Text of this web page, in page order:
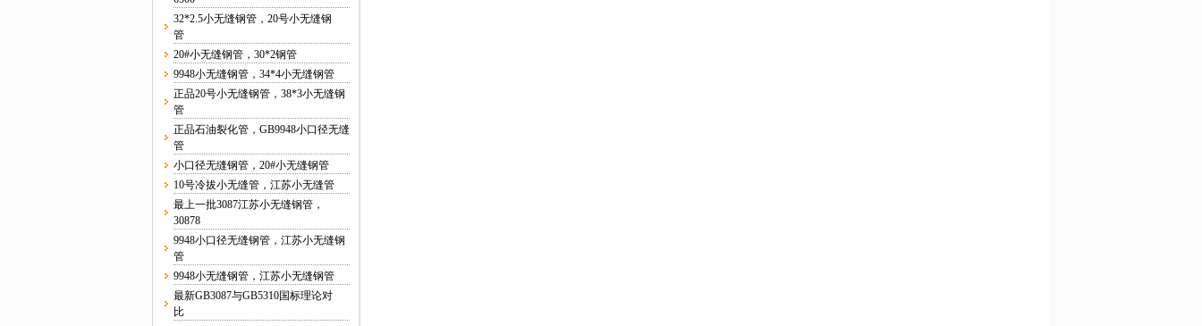
32*2.5小无缝钢管，20号小无缝钢
管
20#小无缝钢管，30*2钢管
9948小无缝钢管，34*4小无缝钢管
正品20号小无缝钢管，38*3小无缝钢
管
正品石油裂化管，GB9948小口径无缝
管
小口径无缝钢管，20#小无缝钢管
10号冷拔小无缝管，江苏小无缝管
最上一批3087江苏小无缝钢管，
30878
9948小口径无缝钢管，江苏小无缝钢
管
9948小无缝钢管，江苏小无缝钢管
最新GB3087与GB5310国标理论对
比